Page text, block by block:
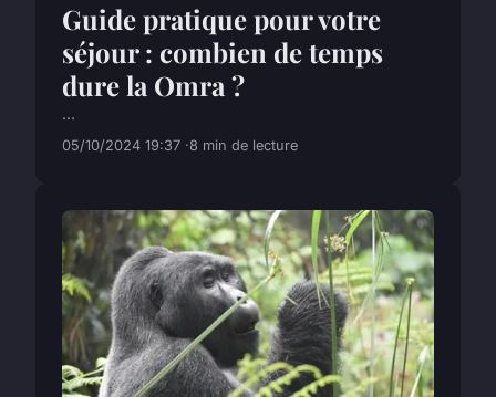
Guide pratique pour votre
séjour : combien de temps
dure la Omra ?
...
05/10/2024 19:37 8 min de lecture